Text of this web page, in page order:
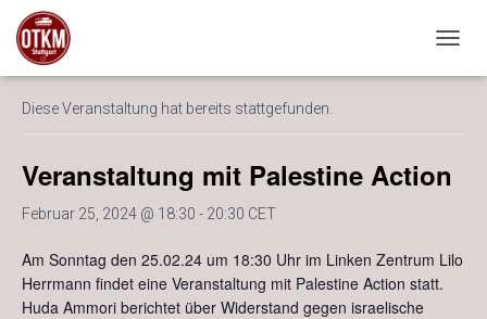
« Alle Veranstaltungen
Diese Veranstaltung hat bereits stattgefunden.
Veranstaltung mit Palestine Action
Februar 25, 2024 @ 18:30 - 20:30 CET
Am Sonntag den 25.02.24 um 18:30 Uhr im Linken Zentrum Lilo
Herrmann findet eine Veranstaltung mit Palestine Action statt.
Huda Ammori berichtet über Widerstand gegen israelische